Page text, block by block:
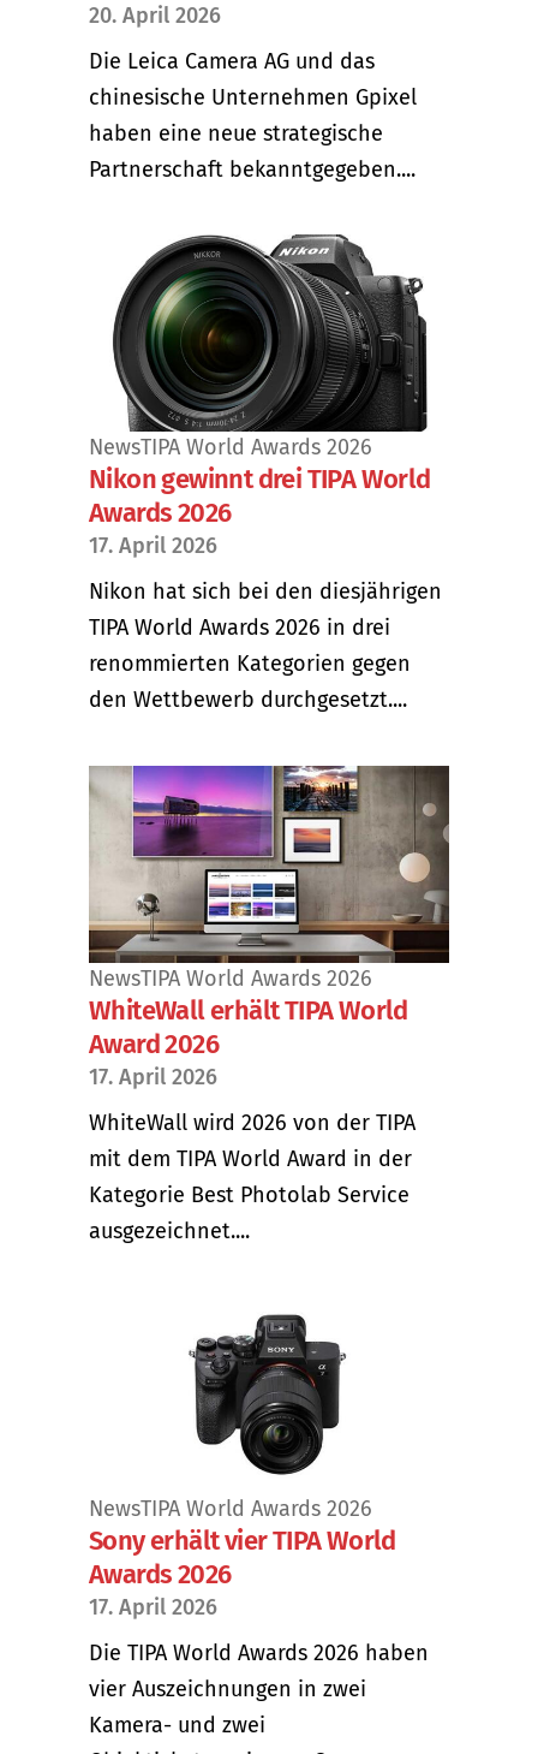
20. April 2026
Die Leica Camera AG und das
chinesische Unternehmen Gpixel
haben eine neue strategische
Partnerschaft bekanntgegeben....
NewsTIPA World Awards 2026
Nikon gewinnt drei TIPA World
Awards 2026
17. April 2026
Nikon hat sich bei den diesjährigen
TIPA World Awards 2026 in drei
renommierten Kategorien gegen
den Wettbewerb durchgesetzt....
NewsTIPA World Awards 2026
WhiteWall erhält TIPA World
Award 2026
17. April 2026
WhiteWall wird 2026 von der TIPA
mit dem TIPA World Award in der
Kategorie Best Photolab Service
ausgezeichnet....
NewsTIPA World Awards 2026
Sony erhält vier TIPA World
Awards 2026
17. April 2026
Die TIPA World Awards 2026 haben
vier Auszeichnungen in zwei
Kamera- und zwei